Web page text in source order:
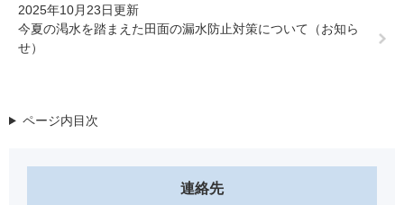
2025年10月23日更新
今夏の渇水を踏まえた田面の漏水防止対策について（お知ら
せ）
ページ内目次
連絡先